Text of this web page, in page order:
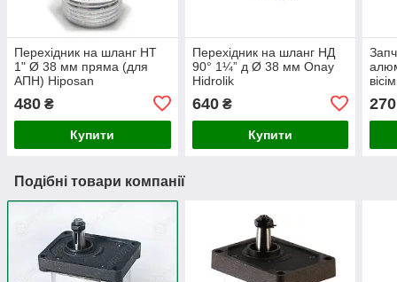
Перехідник на шланг НТ
1" Ø 38 мм пряма (для
АПН) Hiposan
480 ₴
Купити
Перехідник на шланг НД
90° 1¼” д Ø 38 мм Onay
Hidrolik
640₴
Купити
270
Подібні товари компанії